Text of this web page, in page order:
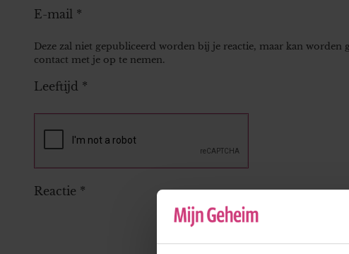
E-mail *
Deze zal niet gepubliceerd worden bij je reactie, maar kan
contact met je op te nemen.
Leeftijd *
Reactie *